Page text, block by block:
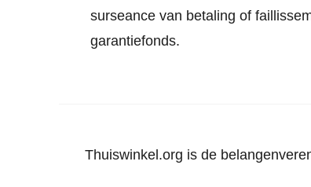
surseance van betaling of
garantiefonds.
Thuiswinkel.org is de